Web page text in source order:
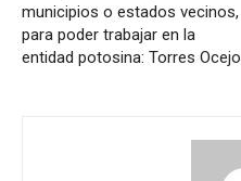
municipios o estados vecinos,
para poder trabajar en la
entidad potosina: Torres Ocejo